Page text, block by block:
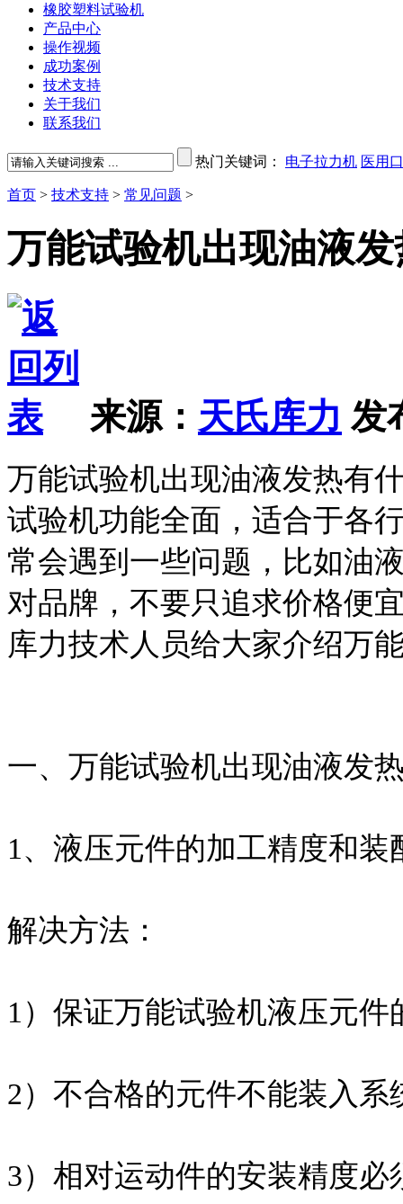
橡胶塑料试验机
产品中心
操作视频
成功案例
技术支持
关于我们
联系我们
热门关键词： 电子拉力机 医用
首页 > 技术支持 > 常见问题 >
万能试验机出现油液
来源： 天氏库力 发
万能试验机出现油液发热有
试验机功能全面，适合于各
常会遇到一些问题，比如油
对品牌，不要只追求价格便
库力技术人员给大家介绍万
一、万能试验机出现油液发
1、液压元件的加工精度和装
解决方法：
1）保证万能试验机液压元件
2）不合格的元件不能装入系
3）相对运动件的安装精度